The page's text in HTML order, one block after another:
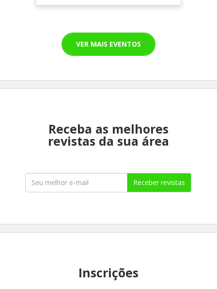
VER MAIS EVENTOS
Receba as melhores
revistas da sua área
Receber revistas
Inscrições